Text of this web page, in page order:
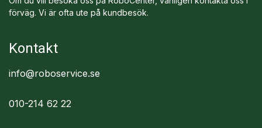
förväg. Vi är ofta ute på kundbesök.
Kontakt
info@roboservice.se
010-214 62 22